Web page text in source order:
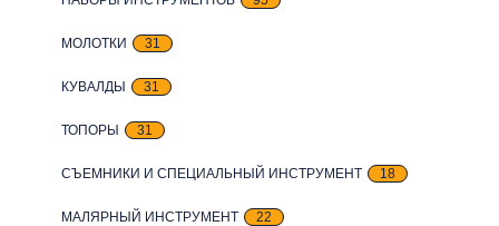
МОЛОТКИ 31
КУВАЛДЫ 31
ТОПОРЫ 31
СЪЕМНИКИ И СПЕЦИАЛЬНЫЙ ИНСТРУМЕНТ 18
МАЛЯРНЫЙ ИНСТРУМЕНТ 22